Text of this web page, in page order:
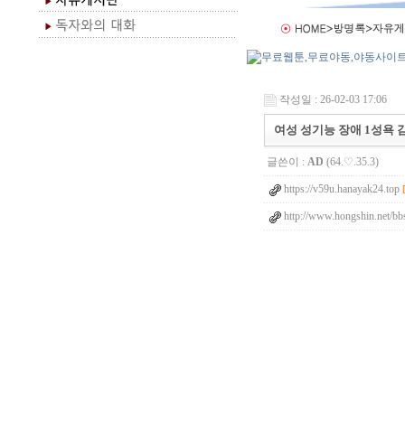
작성일 : 26-02-03 17:06
여성 성기능 장애 1성욕
글쓴이 : AD (64.♡.35.3)
https://v59u.hanayak24.top
http://www.hongshin.net/